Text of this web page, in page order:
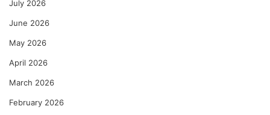
दे
ण
–
णु
का
July 2026
June 2026
May 2026
April 2026
March 2026
February 2026